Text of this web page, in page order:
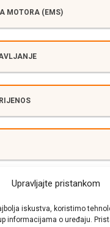
Upravljajte pristankom
iskustva, koristimo
informacijama o uređaju.
MOTORA (EMS)